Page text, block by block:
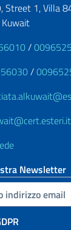
Street 1, Villa
/
/
Newsletter